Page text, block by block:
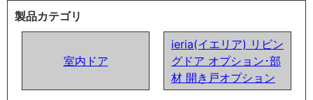
製品カテゴリ
室内ドア
ieria(イエリア) リビン
グドア オプション･部
材 開き戸オプション